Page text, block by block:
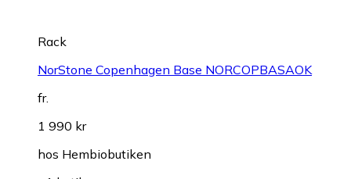
Rack
NorStone Copenhagen Base NORCOPBASAOK
fr.
1 990 kr
hos Hembiobutiken